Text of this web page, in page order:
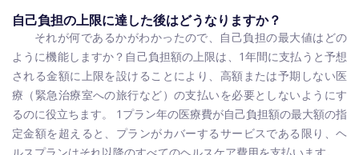
自己負担の上限に達した後はどうなりますか？
それが何であるかがわかったので、自己負担の最大値はどの
ように機能しますか？自己負担額の上限は、1年間に支払うと予想
される金額に上限を設けることにより、高額または予期しない医
療（緊急治療室への旅行など）の支払いを必要としないようにす
るのに役立ちます。 1プラン年の医療費が自己負担額の最大額の指
定金額を超えると、プランがカバーするサービスである限り、ヘ